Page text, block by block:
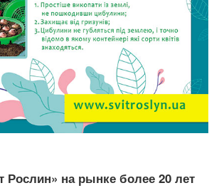
Рослин» на рынке более 20 лет